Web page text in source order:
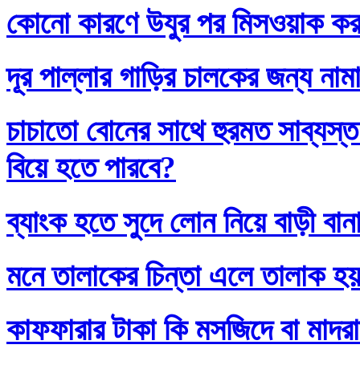
কোনো কারণে উযুর পর মিসওয়াক
দূর পাল্লার গাড়ির চালকের জন্য
চাচাতো বোনের সাথে হুরমত
বিয়ে হতে পারবে?
ব্যাংক হতে সুদে লোন নিয়ে বাড়ী
মনে তালাকের চিন্তা এলে তালাক
কাফফারার টাকা কি মসজিদে বা